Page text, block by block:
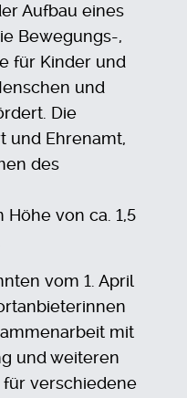
Aufbau eines
Bewegungs-,
für Kinder und
und
Die
und Ehrenamt,
des
von ca. 1,5
vom 1. April
mit
und weiteren
verschiedene